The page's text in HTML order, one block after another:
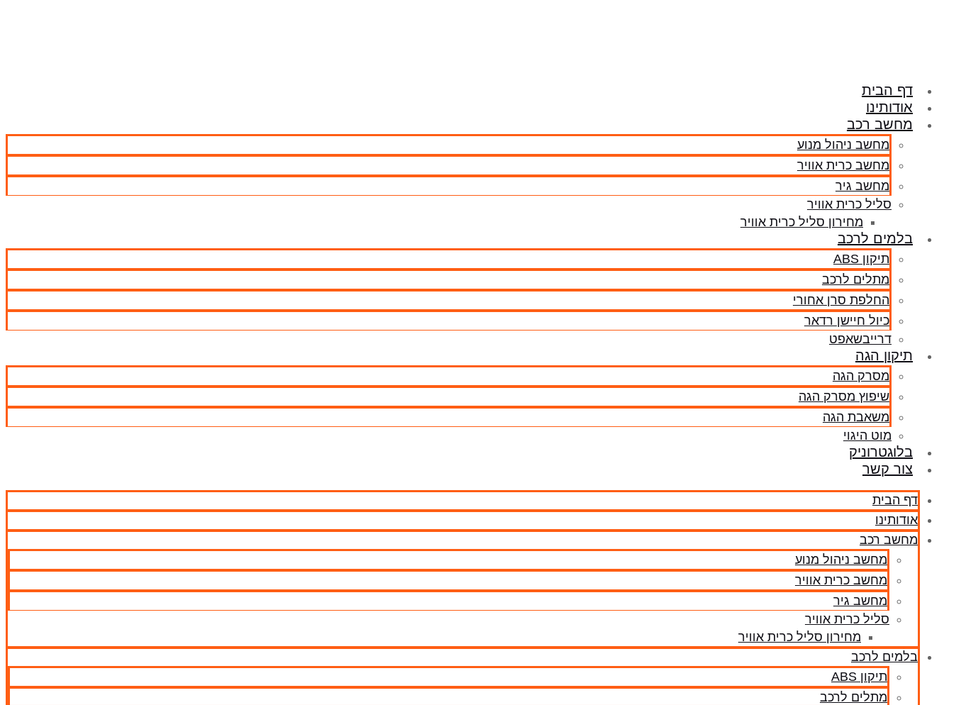
דף הבית
אודותינו
מחשב רכב
מחשב ניהול מנוע
מחשב כרית אוויר
מחשב גיר
סליל כרית אוויר
מחירון סליל כרית אוויר
בלמים לרכב
תיקון ABS
מתלים לרכב
החלפת סרן אחורי
כיול חיישן רדאר
דרייבשאפט
תיקון הגה
מסרק הגה
שיפוץ מסרק הגה
משאבת הגה
מוט היגוי
בלוגטרוניק
צור קשר
דף הבית
אודותינו
מחשב רכב
מחשב ניהול מנוע
מחשב כרית אוויר
מחשב גיר
סליל כרית אוויר
מחירון סליל כרית אוויר
בלמים לרכב
תיקון ABS
מתלים לרכב